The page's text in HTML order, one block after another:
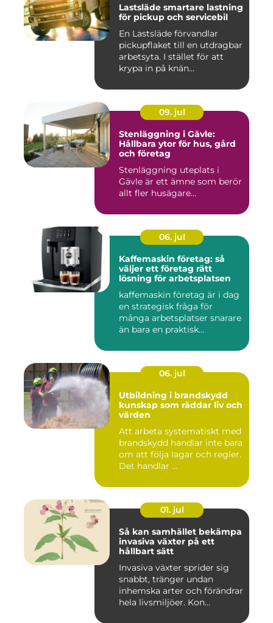
Lastsläde smartare lastning
för pickup och servicebil
En Lastsläde förvandlar
pickupflaket till en utdragbar
arbetsyta. I stället för att
krypa in på knän...
09. jul
Stenläggning i Gävle:
Hållbara ytor för hus, gård
och företag
Stenläggning uteplats i
Gävle är ett ämne som berör
allt fler husägare...
06. jul
Kaffemaskin företag: så
väljer ett företag rätt
lösning för arbetsplatsen
kaffemaskin företag är i dag
en strategisk fråga för
många arbetsplatser snarare
än bara en praktisk...
06. jul
Utbildning i brandskydd
kunskap som räddar liv och
värden
Att arbeta systematiskt med
brandskydd handlar inte bara
om att följa lagar och regler.
Det handlar ...
01. jul
Så kan samhället bekämpa
invasiva växter på ett
hållbart sätt
Invasiva växter sprider sig
snabbt, tränger undan
inhemska arter och förändrar
hela livsmiljöer. Kon...